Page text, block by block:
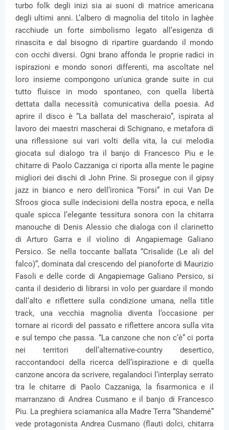
turbo folk degli inizi sia ai suoni di matrice americana
degli ultimi anni. L’albero di magnolia del titolo in laghèe
racchiude un forte simbolismo legato all’esigenza di
rinascita e dal bisogno di ripartire guardando il mondo
con occhi diversi. Ogni brano affonda le proprie radici in
ispirazioni e mondo sonori differenti, ma ascoltate nel
loro insieme compongono un'unica grande suite in cui
tutto fluisce in modo spontaneo, con quella libertà
dettata dalla necessità comunicativa della poesia. Ad
aprire il disco è “La ballata del mascheraio”, ispirata al
lavoro dei maestri mascherai di Schignano, e metafora di
una riflessione sui vari volti della vita, la cui melodia
giocata sul dialogo tra il banjo di Francesco Piu e le
chitarre di Paolo Cazzaniga ci riporta alla mente le pagine
migliori dei dischi di John Prine. Si prosegue con il gipsy
jazz in bianco e nero dell’ironica “Forsi” in cui Van De
Sfroos gioca sulle indecisioni della nostra epoca, e nella
quale spicca l’elegante tessitura sonora con la chitarra
manouche di Denis Alessio che dialoga con il clarinetto
di Arturo Garra e il violino di Angapiemage Galiano
Persico. Se nella toccante ballata “Crisalide (Le ali del
falco)”, dominata dal crescendo del pianoforte di Maurizio
Fasoli e delle corde di Angapiemage Galiano Persico, si
canta il desiderio di librarsi in volo per guardare il mondo
dall’alto e riflettere sulla condizione umana, nella title
track, una vecchia magnolia diventa l’occasione per
tornare ai ricordi del passato e riflettere ancora sulla vita
e sul tempo che passa. “La canzone che non c’è” ci porta
nei territori dell’alternative-country desertico,
raccontandoci della ricerca dell’ispirazione e di quella
canzone ancora da scrivere, regalandoci l’interplay serrato
tra le chitarre di Paolo Cazzaniga, la fisarmonica e il
marranzano di Andrea Cusmano e il banjo di Francesco
Piu. La preghiera sciamanica alla Madre Terra “Shandemé”
vede protagonista Andrea Cusmano (flauti dolci, chitarra